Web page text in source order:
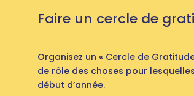
Faire un cercle de
Organisez un « Cercle de
de rôle des choses pour
début d’année.